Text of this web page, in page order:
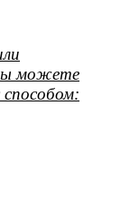
можете